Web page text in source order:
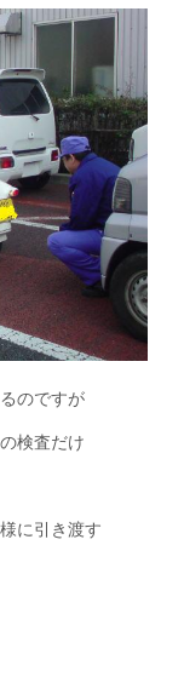
のですが
検査だけ
に引き渡す